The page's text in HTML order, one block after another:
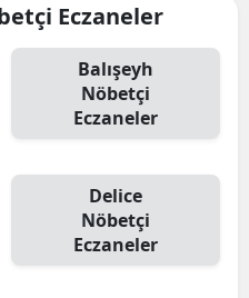
Eczaneler
Balışeyh
Nöbetçi
Eczaneler
Delice
Nöbetçi
Eczaneler